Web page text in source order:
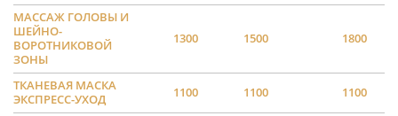
МАССАЖ ГОЛОВЫ И
ШЕЙНО-
ВОРОТНИКОВОЙ
ЗОНЫ
1300 1500 1800
ТКАНЕВАЯ МАСКА
ЭКСПРЕСС-УХОД
1100 1100 1100